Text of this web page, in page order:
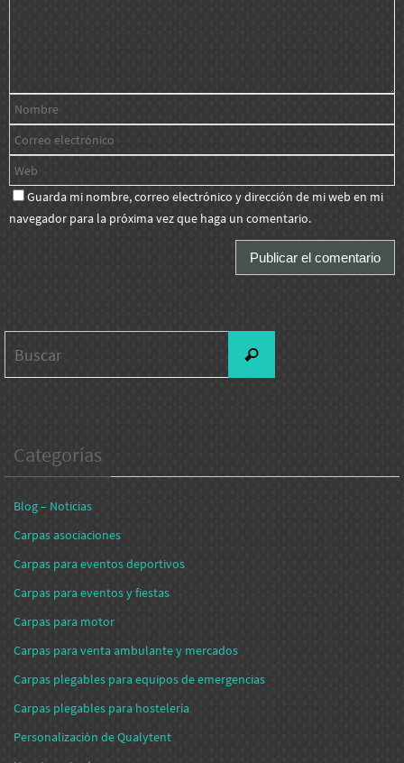
Guarda mi nombre, correo electrónico y dirección de mi web en mi
navegador para la próxima vez que haga un comentario.
Buscar
Categorías
Blog – Noticias
Carpas asociaciones
Carpas para eventos deportivos
Carpas para eventos y fiestas
Carpas para motor
Carpas para venta ambulante y mercados
Carpas plegables para equipos de emergencias
Carpas plegables para hostelería
Personalización de Qualytent